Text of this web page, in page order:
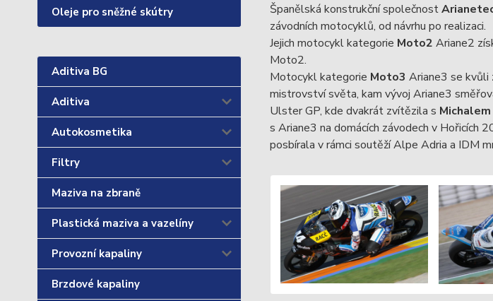
Oleje pro sněžné skútry
Aditiva BG
Aditiva
Autokosmetika
Filtry
Maziva na zbraně
Plastická maziva a vazelíny
Provozní kapaliny
Brzdové kapaliny
Španělská konstrukční společnost
závodních motocyklů, od návrhu po realizaci.
Jejich motocykl kategorie Moto2 Ariane2
Moto2.
Motocykl kategorie Moto3 Ariane3 se
mistrovství světa, kam vývoj Ariane3
Ulster GP, kde dvakrát zvítězila s
s Ariane3 na domácích závodech v Hořicích
posbírala v rámci soutěží Alpe Adria a IDM